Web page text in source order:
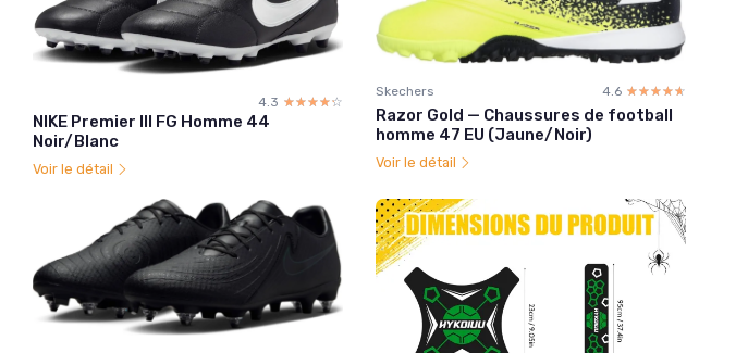
4.3 ☆☆☆☆☆
★★★★★
NIKE Premier III FG Homme 44
Noir/Blanc
Voir le détail
Skechers 4.6 ☆☆☆☆☆
★★★★★
Razor Gold — Chaussures de football
homme 47 EU (Jaune/Noir)
Voir le détail